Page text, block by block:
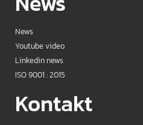
News
Youtube video
Linkedin news
ISO 9001 : 2015
Kontakt